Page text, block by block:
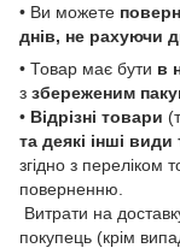
• Ви можете
днів, не рахуючи
• Товар має бути в
з збереженим
• Відрізні товари
та деякі інші
згідно з переліком
поверненню.
Витрати на
покупець (крім